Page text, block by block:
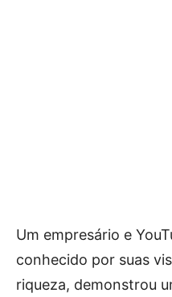
Um empresário e
conhecido por suas
riqueza, demonstrou